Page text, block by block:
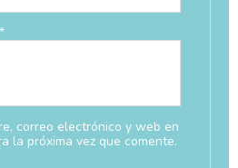
*
correo electrónico y web en
la próxima vez que comente.